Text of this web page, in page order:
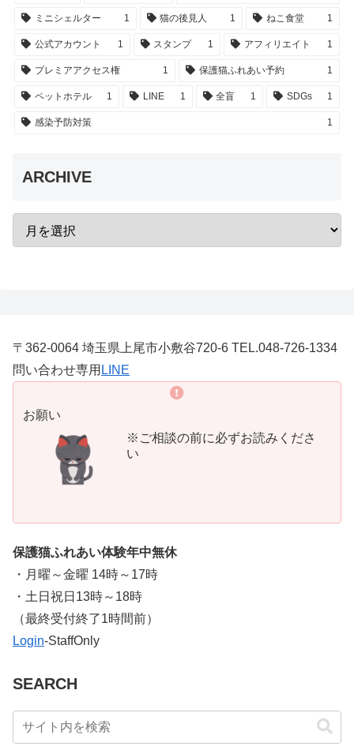
ミニシェルター 1 猫の後見人 1 ねこ食堂 1
公式アカウント 1 スタンプ 1 アフィリエイト 1
プレミアアクセス権 1 保護猫ふれあい予約 1
ペットホテル 1 LINE 1 全盲 1 SDGs 1
感染予防対策 1
ARCHIVE
〒362-0064 埼玉県上尾市小敷谷720-6 TEL.048-726-1334
問い合わせ専用 LINE
お願い
※ご相談の前に必ずお読みくださ
い
保護猫ふれあい体験年中無休
・月曜～金曜 14時～17時
・土日祝日13時～18時
​（最終受付終了1時間前）
Login-StaffOnly
SEARCH